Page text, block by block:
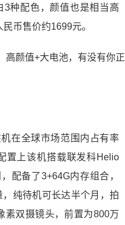
种配色，颜值也是相当高
币售价约1699元。
在全球市场范围内占有率
置上该机搭载联发科Helio
配备了3+64G内存组合，
纯待机可长达半个月，拍
素双摄镜头，前置为800万